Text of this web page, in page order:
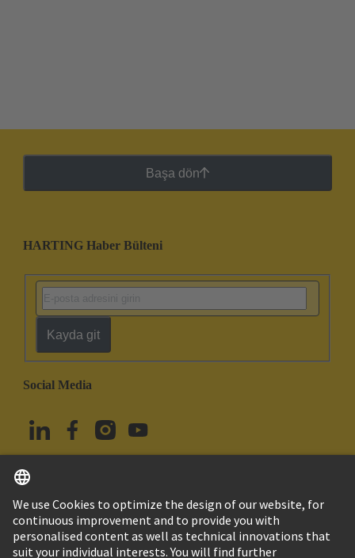
Başa dön
HARTING Haber Bülteni
Kayda git
Social Media
Türkiye Türkçe